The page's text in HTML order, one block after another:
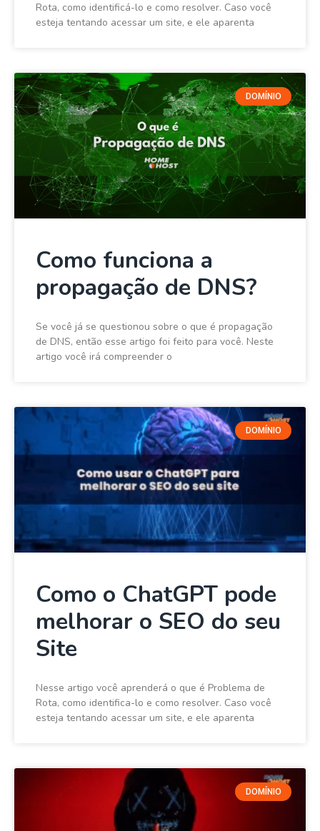
Rota, como identificá-lo e como resolver. Caso você
esteja tentando acessar um site, e ele aparenta
DOMÍNIO
Como funciona a
propagação de DNS?
Se você já se questionou sobre o que é propagação
de DNS, então esse artigo foi feito para você. Neste
artigo você irá compreender o
DOMÍNIO
Como o ChatGPT pode
melhorar o SEO do seu
Site
Nesse artigo você aprenderá o que é Problema de
Rota, como identifica-lo e como resolver. Caso você
esteja tentando acessar um site, e ele aparenta
DOMÍNIO